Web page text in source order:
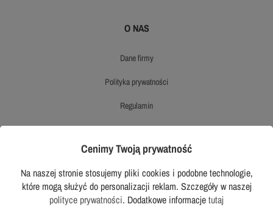
O NAS
dane firmy
polityka prywatności
regulamin
opinie
ekologiczny sklep workwear
opinie o produktach
prawo odstąpienia od umowy
Cenimy Twoją prywatność
Na naszej stronie stosujemy pliki cookies i podobne technologie,
które mogą służyć do personalizacji reklam. Szczegóły w naszej
polityce prywatności. Dodatkowe informacjetutaj